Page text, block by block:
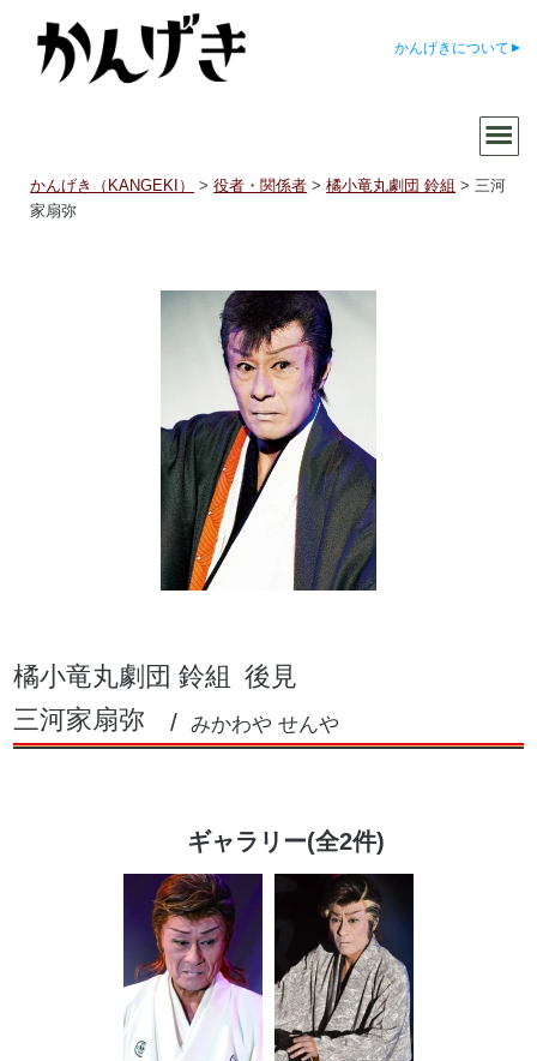
かんげきについて
かんげき（KANGEKI） >役者・関係者 >橘小竜丸劇団 鈴組 >三河
家扇弥
橘小竜丸劇団 鈴組 後見
三河家扇弥
みかわや せんや
ギャラリー(全2件)